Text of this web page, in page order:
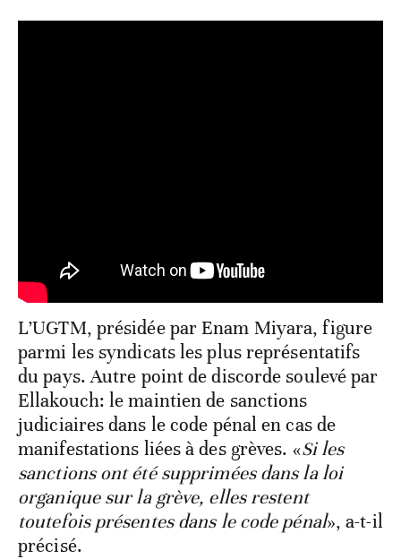
L’UGTM, présidée par Enam Miyara, figure
parmi les syndicats les plus représentatifs
du pays. Autre point de discorde soulevé par
Ellakouch: le maintien de sanctions
judiciaires dans le code pénal en cas de
manifestations liées à des grèves. «Si les
sanctions ont été supprimées dans la loi
organique sur la grève, elles restent
toutefois présentes dans le code pénal», a-t-il
précisé.